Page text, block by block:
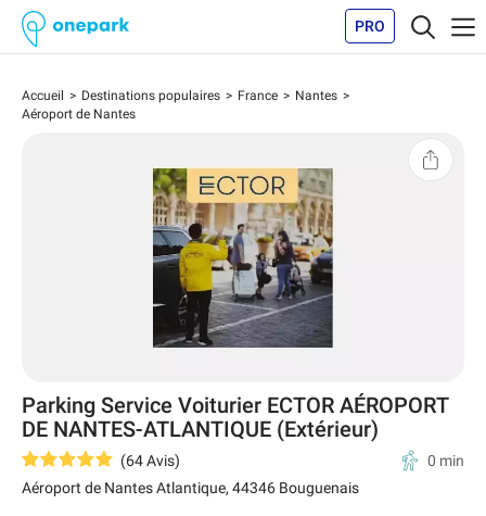
PRO
Accueil Destinations populaires France
Nantes
Aéroport de Nantes
Parking Service Voiturier ECTOR AÉROPORT
DE NANTES-ATLANTIQUE (Extérieur)
(64Avis)
0 min
Aéroport de Nantes Atlantique, 44346 Bouguenais